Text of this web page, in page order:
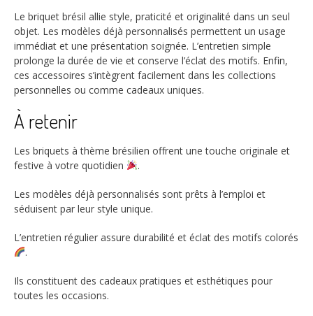
Le briquet brésil allie style, praticité et originalité dans un seul
objet. Les modèles déjà personnalisés permettent un usage
immédiat et une présentation soignée. L’entretien simple
prolonge la durée de vie et conserve l’éclat des motifs. Enfin,
ces accessoires s’intègrent facilement dans les collections
personnelles ou comme cadeaux uniques.
À retenir
Les briquets à thème brésilien offrent une touche originale et
festive à votre quotidien
.
Les modèles déjà personnalisés sont prêts à l’emploi et
séduisent par leur style unique.
L’entretien régulier assure durabilité et éclat des motifs colorés
.
Ils constituent des cadeaux pratiques et esthétiques pour
toutes les occasions.